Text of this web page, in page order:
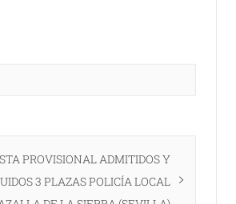
PROVISIONAL ADMITIDOS Y
3 PLAZAS POLICÍA LOCAL